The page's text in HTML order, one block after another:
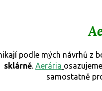
podle mých návrhů z
sklárně. Aerária
samostatně